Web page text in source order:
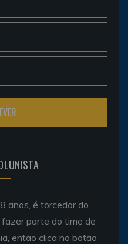
anos, é torcedor do
parte do time de
então clica no botão